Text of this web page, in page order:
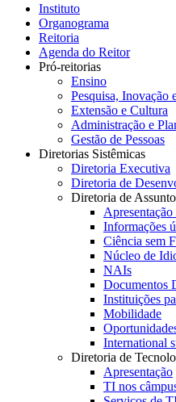
Instituto
Organograma
Reitoria
Agenda do Reitor
Pró-reitorias
Ensino
Pesquisa, Inovação
Extensão e Cultura
Administração e
Gestão de Pessoas
Diretorias Sistêmicas
Diretoria Executiva
Diretoria de
Diretoria de
Informações
Ciência sem
Núcleo de
NAIs
Documentos
Instituições
Mobilidade
International
Diretoria de
Apresentação
TI nos